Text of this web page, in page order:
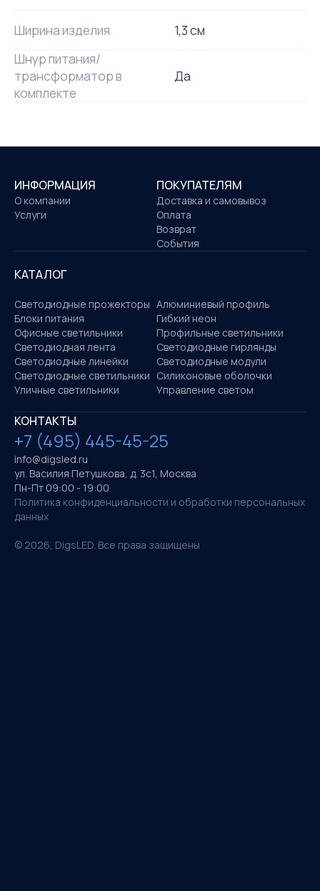
Ширина изделия
1,3 см
Шнур питания/
трансформатор в
комплекте
Да
ИНФОРМАЦИЯ
О компании
Услуги
ПОКУПАТЕЛЯМ
Доставка и самовывоз
Оплата
Возврат
События
КАТАЛОГ
Светодиодные прожекторы Алюминиевый профиль
Блоки питания
Гибкий неон
Офисные светильники
Профильные светильники
Светодиодная лента
Светодиодные гирлянды
Светодиодные линейки
Светодиодные модули
Светодиодные светильники Силиконовые оболочки
Уличные светильники
Управление светом
КОНТАКТЫ
+7 (495) 445-45-25
info@digsled.ru
ул. Василия Петушкова, д. 3с1, Москва
Пн-Пт 09:00 - 19:00
Политика конфиденциальности и обработки персональных
данных
© 2026, DigsLED. Все права защищены